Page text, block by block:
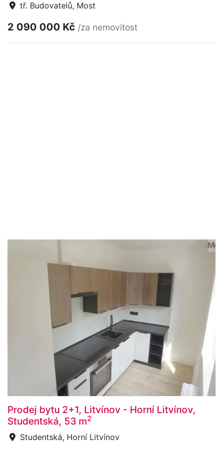
tř. Budovatelů, Most
2 090 000 Kč /za nemovitost
Prodej bytu 2+1, Litvínov - Horní Litvínov,
Studentská, 53 m2
Studentská, Horní Litvínov